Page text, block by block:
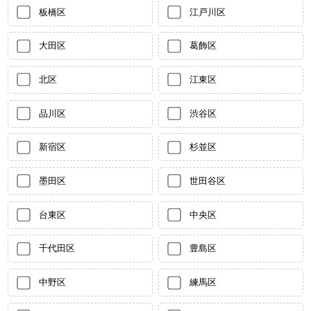
板橋区 江戸川区
大田区 葛飾区
北区 江東区
品川区 渋谷区
新宿区 杉並区
墨田区 世田谷区
台東区 中央区
千代田区 豊島区
中野区 練馬区